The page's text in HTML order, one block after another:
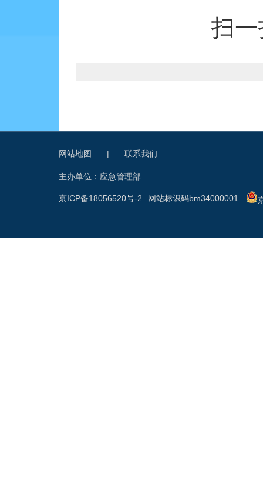
扫
网站地图 | 联系我们
主办单位：应急管理部
网站标识码bm34000001
京ICP备18056520号-2